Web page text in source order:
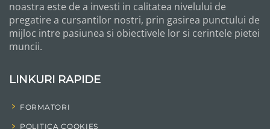
noastra este de a investi in calitatea nivelului de
pregatire a cursantilor nostri, prin gasirea punctului de
mijloc intre pasiunea si obiectivele lor si cerintele pietei
muncii.
LINKURI RAPIDE
FORMATORI
POLITICA COOKIES